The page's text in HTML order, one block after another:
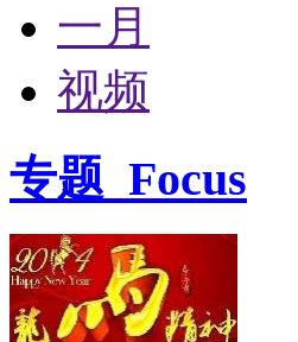
一月
视频
专题 Focus